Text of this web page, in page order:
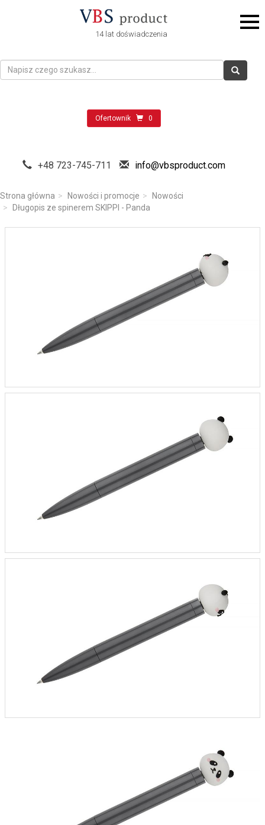
14 lat doświadczenia
Ofertownik 0
+48 723-745-711 info@vbsproduct.com
Strona główna Nowości i promocje
Nowości
Długopis ze spinerem SKIPPI - Panda